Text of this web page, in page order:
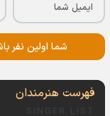
شما اولین نفر
فهرست هنرمندان